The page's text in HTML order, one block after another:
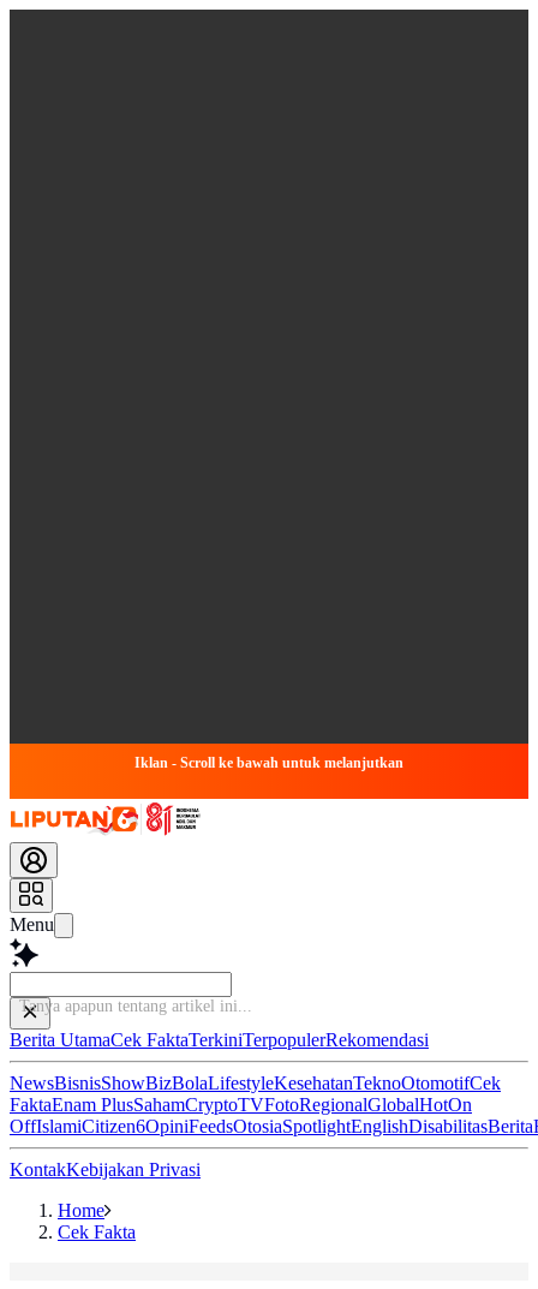
Iklan - Scroll ke bawah untuk melanjutkan
Menu
Tanya apapun tentang
Berita UtamaCek FaktaTerkiniTerpopulerRekomendasi
NewsBisnisShowBizBolaLifestyleKesehatanTeknoOtomotifCek
FaktaEnam PlusSahamCryptoTVFotoRegionalGlobalHotOn
OffIslamiCitizen6OpiniFeedsOtosiaSpotlightEnglishDisabilitasBerita
KontakKebijakan Privasi
Home
Cek Fakta